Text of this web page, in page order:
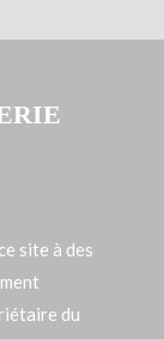
site à des
du